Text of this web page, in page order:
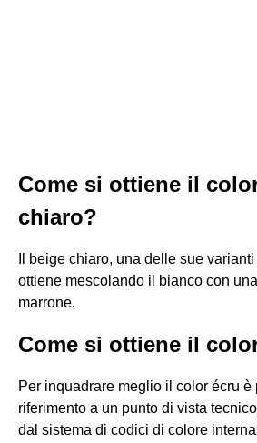
Come si ottiene il
chiaro?
Il beige chiaro, una delle sue
ottiene mescolando il bianco con
marrone.
Come si ottiene il
Per inquadrare meglio il color écru è
riferimento a un punto di vista
dal sistema di codici di colore